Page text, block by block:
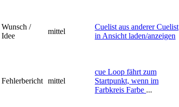
Wunsch /
Idee
mittel
Cuelist aus anderer Cuelist
in Ansicht laden/anzeigen
Fehlerbericht mittel
cue Loop fährt zum
Startpunkt, wenn im
Farbkreis Farbe ...